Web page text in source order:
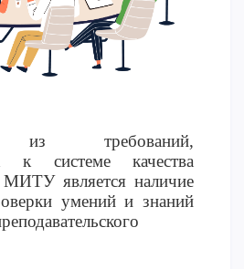
ПРОГРАММЫ
требований,
к системе качества
МИТУ является наличие
умений и знаний